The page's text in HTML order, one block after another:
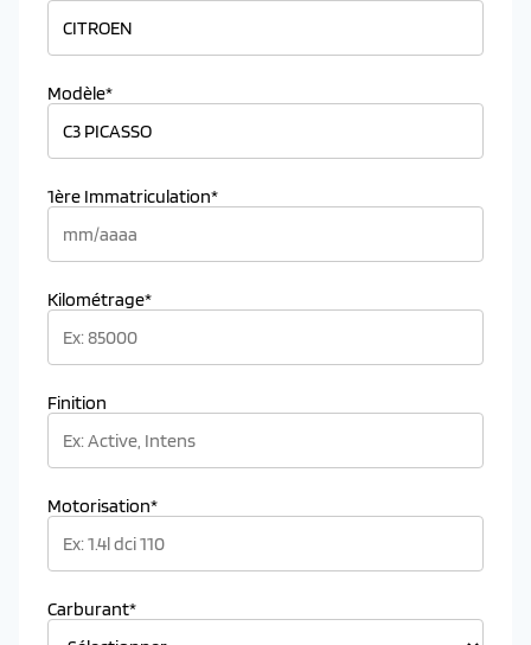
Modèle*
1ère Immatriculation*
Kilométrage*
Finition
Motorisation*
Carburant*